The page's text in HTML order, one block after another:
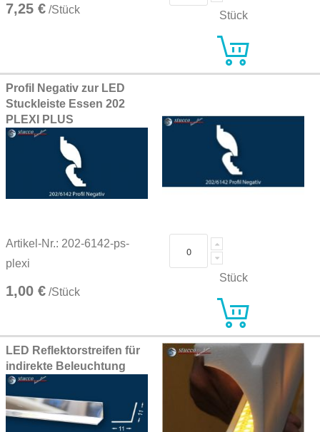
7,25 € /Stück Stück
Profil Negativ zur LED
Stuckleiste Essen 202
PLEXI PLUS
Artikel-Nr.: 202-6142-ps-
plexi
1,00 € /Stück
Stück
LED Reflektorstreifen für
indirekte Beleuchtung